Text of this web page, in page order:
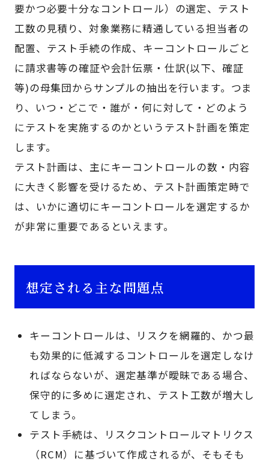
要かつ必要十分なコントロール）の選定、テスト
工数の見積り、対象業務に精通している担当者の
配置、テスト手続の作成、キーコントロールごと
に請求書等の確証や会計伝票・仕訳(以下、確証
等)の母集団からサンプルの抽出を行います。つま
り、いつ・どこで・誰が・何に対して・どのよう
にテストを実施するのかというテスト計画を策定
します。
テスト計画は、主にキーコントロールの数・内容
に大きく影響を受けるため、テスト計画策定時で
は、いかに適切にキーコントロールを選定するか
が非常に重要であるといえます。
想定される主な問題点
キーコントロールは、リスクを網羅的、かつ最
も効果的に低減するコントロールを選定しなけ
ればならないが、選定基準が曖昧である場合、
保守的に多めに選定され、テスト工数が増大し
てしまう。
テスト手続は、リスクコントロールマトリクス
（RCM）に基づいて作成されるが、そもそも